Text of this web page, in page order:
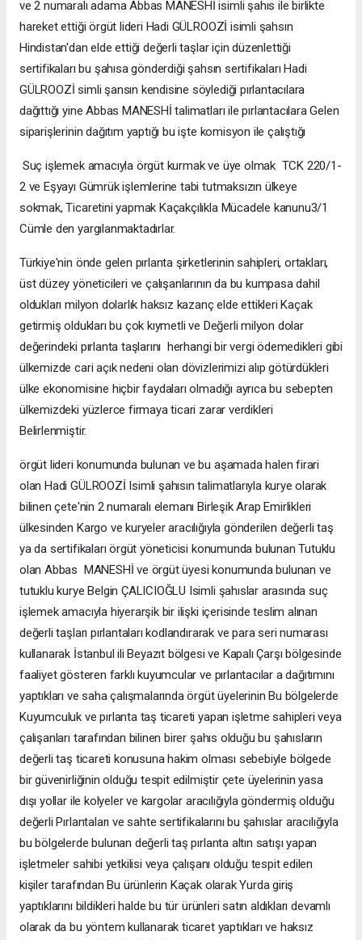
ve 2 numaralı adama Abbas MANESHİ isimli şahıs ile birlikte
hareket ettiği örgüt lideri Hadi GÜLROOZİ isimli şahsın
Hindistan'dan elde ettiği değerli taşlar için düzenlettiği
sertifikaları bu şahısa gönderdiği şahsın sertifikaları Hadi
GÜLROOZİ simli şansın kendisine söylediği pırlantacılara
dağıttığı yine Abbas MANESHİ talimatları ile pırlantacılara Gelen
siparişlerinin dağıtım yaptığı bu işte komisyon ile çalıştığı
Suç işlemek amacıyla örgüt kurmak ve üye olmak TCK 220/1-
2 ve Eşyayı Gümrük işlemlerine tabi tutmaksızın ülkeye
sokmak, Ticaretini yapmak Kaçakçılıkla Mücadele kanunu3/1
Cümle den yargılanmaktadırlar.
Türkiye'nin önde gelen pırlanta şirketlerinin sahipleri, ortakları,
üst düzey yöneticileri ve çalışanlarının da bu kumpasa dahil
oldukları milyon dolarlık haksız kazanç elde ettikleri Kaçak
getirmiş oldukları bu çok kıymetli ve Değerli milyon dolar
değerindeki pırlanta taşlarını herhangi bir vergi ödemedikleri gibi
ülkemizde cari açık nedeni olan dövizlerimizi alıp götürdükleri
ülke ekonomisine hiçbir faydaları olmadığı ayrıca bu sebepten
ülkemizdeki yüzlerce firmaya ticari zarar verdikleri
Belirlenmiştir.
örgüt lideri konumunda bulunan ve bu aşamada halen firari
olan Hadi GÜLROOZİ Isimli şahısın talimatlarıyla kurye olarak
bilinen çete'nin 2 numaralı elemanı Birleşik Arap Emirlikleri
ülkesinden Kargo ve kuryeler aracılığıyla gönderilen değerli taş
ya da sertifikaları örgüt yöneticisi konumunda bulunan Tutuklu
olan Abbas MANESHİ ve örgüt üyesi konumunda bulunan ve
tutuklu kurye Belgin ÇALICIOĞLU Isimli şahıslar arasında suç
işlemek amacıyla hiyerarşik bir ilişki içerisinde teslim alınan
değerli taşları pırlantaları kodlandırarak ve para seri numarası
kullanarak İstanbul ili Beyazıt bölgesi ve Kapalı Çarşı bölgesinde
faaliyet gösteren farklı kuyumcular ve pırlantacılar a dağıtımını
yaptıkları ve saha çalışmalarında örgüt üyelerinin Bu bölgelerde
Kuyumculuk ve pırlanta taş ticareti yapan işletme sahipleri veya
çalışanları tarafından bilinen birer şahıs olduğu bu şahısların
değerli taş ticareti konusuna hakim olması sebebiyle bölgede
bir güvenirliğinin olduğu tespit edilmiştir çete üyelerinin yasa
dışı yollar ile kolyeler ve kargolar aracılığıyla göndermiş olduğu
değerli Pırlantaları ve sahte sertifikalarını bu şahıslar aracılığıyla
bu bölgelerde bulunan değerli taş pırlanta altın satışı yapan
işletmeler sahibi yetkilisi veya çalışanı olduğu tespit edilen
kişiler tarafından Bu ürünlerin Kaçak olarak Yurda giriş
yaptıklarını bildikleri halde bu tür ürünleri satın aldıkları devamlı
olarak da bu yöntem kullanarak ticaret yaptıkları ve haksız